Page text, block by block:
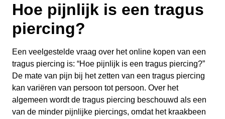
Hoe pijnlijk is een tragus
piercing?
Een veelgestelde vraag over het online kopen van een
tragus piercing is: “Hoe pijnlijk is een tragus piercing?”
De mate van pijn bij het zetten van een tragus piercing
kan variëren van persoon tot persoon. Over het
algemeen wordt de tragus piercing beschouwd als een
van de minder pijnlijke piercings, omdat het kraakbeen